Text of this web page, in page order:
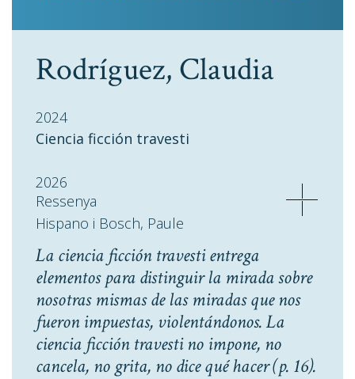
Rodríguez, Claudia
2024
Ciencia ficción travesti
2026
Ressenya
Hispano i Bosch, Paule
La ciencia ficción travesti entrega
elementos para distinguir la mirada sobre
nosotras mismas de las miradas que nos
fueron impuestas, violentándonos. La
ciencia ficción travesti no impone, no
cancela, no grita, no dice qué hacer(p. 16).